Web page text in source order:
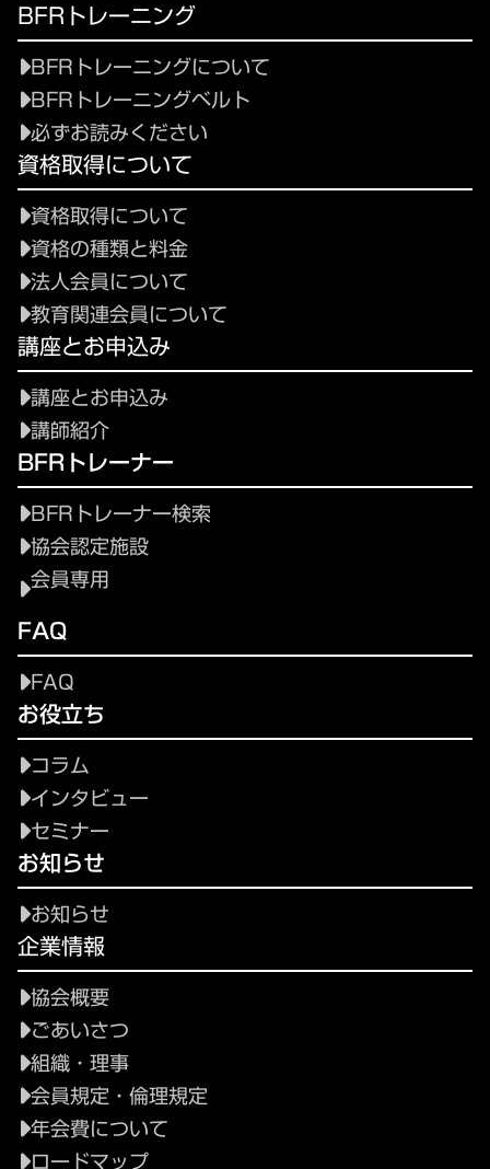
BFRトレーニング
BFRトレーニングについて
BFRトレーニングベルト
必ずお読みください
資格取得について
資格取得について
資格の種類と料金
法人会員について
教育関連会員について
講座とお申込み
講座とお申込み
講師紹介
BFRトレーナー
BFRトレーナー検索
協会認定施設
会員専用
FAQ
FAQ
お役立ち
コラム
インタビュー
セミナー
お知らせ
お知らせ
企業情報
協会概要
ごあいさつ
組織・理事
会員規定・倫理規定
年会費について